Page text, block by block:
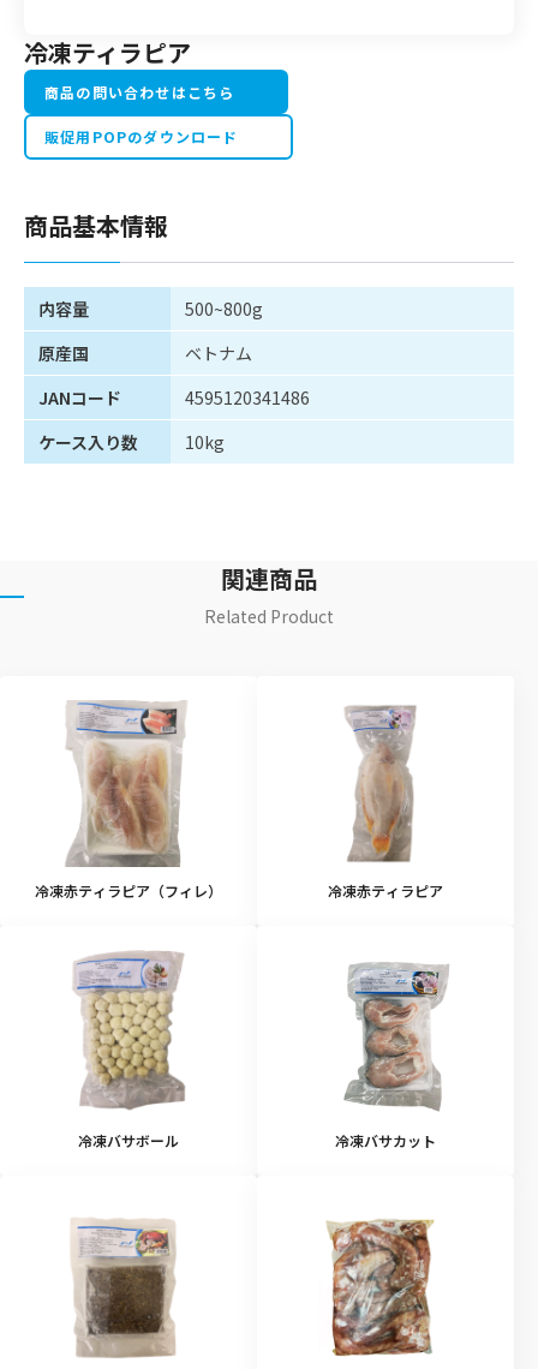
冷凍ティラピア
商品の問い合わせはこちら
販促用POPのダウンロード
商品基本情報
内容量
500~800g
原産国
ベトナム
JANコード
4595120341486
ケース入り数
10kg
関連商品
Related Product
冷凍赤ティラピア（フィレ） 冷凍赤ティラピア
冷凍バサボール 冷凍バサカット